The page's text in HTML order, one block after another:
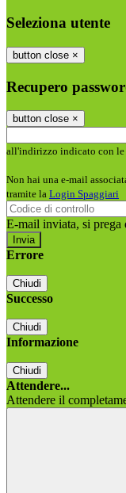
Seleziona utente
button close ×
Recupero
button close ×
all'indirizzo indicato con le
Non hai una e-mail
tramite la Login Spaggiari
E-mail inviata, si prega
Errore
Chiudi
Successo
Chiudi
Informazione
Chiudi
Attendere...
Attendere il